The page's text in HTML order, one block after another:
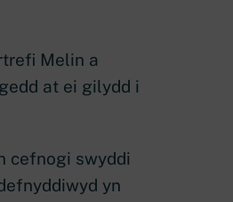
Melin a
at ei gilydd i
cefnogi swyddi
yn